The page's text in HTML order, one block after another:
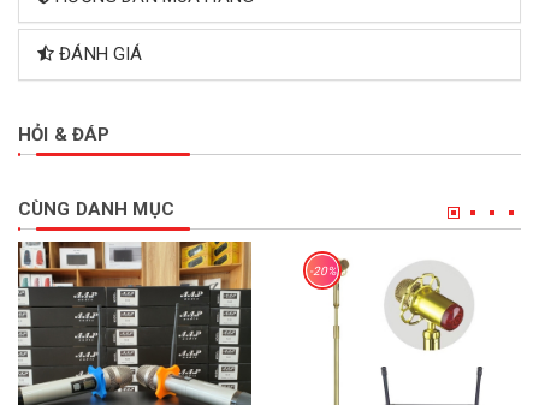
ĐÁNH GIÁ
HỎI & ĐÁP
CÙNG DANH MỤC
-20%